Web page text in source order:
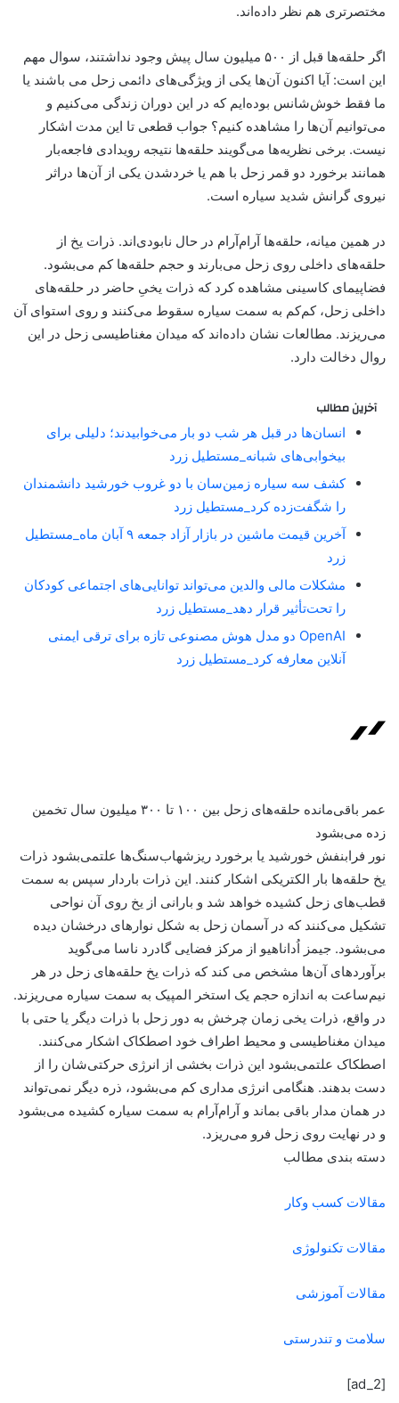
مختصر‌تری هم نظر داده‌اند.
اگر حلقه‌ها قبل از ۵۰۰ میلیون سال پیش وجود نداشتند، سوال مهم
این است: آیا اکنون آن‌ها یکی از ویژگی‌های دائمی زحل می باشند یا
ما فقط خوش‌شانس بوده‌ایم که در این دوران زندگی می‌کنیم و
می‌توانیم آن‌ها را مشاهده کنیم؟ جواب قطعی تا این مدت اشکار
نیست. برخی نظریه‌ها می‌گویند حلقه‌ها نتیجه رویدادی فاجعه‌بار
همانند برخورد دو قمر زحل با هم یا خردشدن یکی از آن‌ها دراثر
نیروی گرانش شدید سیاره است.
در همین میانه، حلقه‌ها آرام‌آرام در حال نابودی‌اند. ذرات یخ از
حلقه‌های داخلی روی زحل می‌بارند و حجم حلقه‌ها کم می‌بشود.
فضاپیمای کاسینی مشاهده کرد که ذرات یخیِ حاضر در حلقه‌های
داخلی زحل، کم‌کم به سمت سیاره سقوط می‌کنند و روی استوای آن
می‌ریزند. مطالعات نشان داده‌اند که میدان مغناطیسی زحل در این
روال دخالت دارد.
آخرین مطالب
انسان‌ها در قبل هر شب دو بار می‌خوابیدند؛ دلیلی برای
بیخوابی‌های شبانه_مستطیل زرد
کشف سه سیاره زمین‌سان با دو غروب خورشید دانشمندان
را شگفت‌زده کرد_مستطیل زرد
آخرین قیمت ماشین در بازار آزاد جمعه ۹ آبان ماه_مستطیل
زرد
مشکلات مالی والدین می‌تواند توانایی‌های اجتماعی کودکان
را تحت‌تأثیر قرار دهد_مستطیل زرد
OpenAI دو مدل هوش مصنوعی تازه برای ترقی ایمنی
آنلاین معارفه کرد_مستطیل زرد
عمر باقی‌مانده حلقه‌های زحل بین ۱۰۰ تا ۳۰۰ میلیون سال تخمین
زده می‌بشود
نور فرابنفش خورشید یا برخورد ریزشهاب‌سنگ‌ها علتمی‌بشود ذرات
یخ حلقه‌ها بار الکتریکی اشکار کنند. این ذرات باردار سپس به سمت
قطب‌های زحل کشیده خواهد شد و بارانی از یخ روی آن نواحی
تشکیل می‌کنند که در آسمان زحل به شکل نوارهای درخشان دیده
می‌بشود. جیمز اُداناهیو از مرکز فضایی گادرد ناسا می‌گوید
برآوردهای آن‌ها مشخص می کند که ذرات یخ حلقه‌های زحل در هر
نیم‌ساعت به اندازه حجم یک استخر المپیک به سمت سیاره می‌ریزند.
در واقع، ذرات یخی زمان چرخش به دور زحل با ذرات دیگر یا حتی با
میدان مغناطیسی و محیط اطراف خود اصطکاک اشکار می‌کنند.
اصطکاک علتمی‌بشود این ذرات بخشی از انرژی حرکتی‌شان را از
دست بدهند. هنگامی انرژی مداری کم می‌بشود، ذره دیگر نمی‌تواند
در همان مدار باقی بماند و آرام‌آرام به سمت سیاره کشیده می‌بشود
و در نهایت روی زحل فرو می‌ریزد.
دسته بندی مطالب
مقالات کسب وکار
مقالات تکنولوژی
مقالات آموزشی
سلامت و تندرستی
[ad_2]